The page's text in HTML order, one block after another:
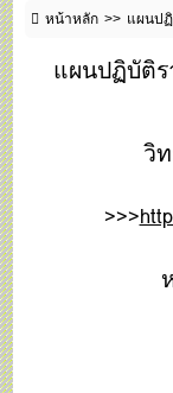
หน้าหลัก แผนปฏิบั
แผนปฏิบัติ
วิ
>>>